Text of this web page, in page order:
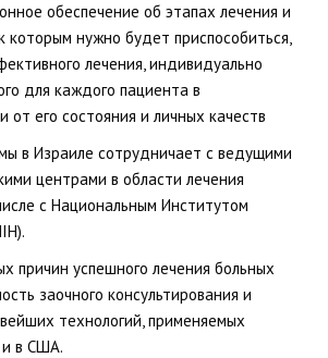
обеспечение об этапах лечения и
которым нужно будет приспособиться,
лечения, индивидуально
для каждого пациента в
от его состояния и личных качеств
в Израиле сотрудничает с ведущими
центрами в области лечения
с Национальным Институтом
причин успешного лечения больных
заочного консультирования и
технологий, применяемых
и в США.